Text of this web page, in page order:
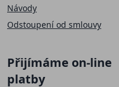
Návody
Odstoupení od smlouvy
Přijímáme on-line
platby